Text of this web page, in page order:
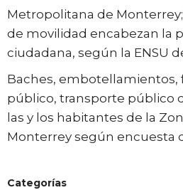
Metropolitana de
de movilidad encabezan la
ciudadana, según la ENSU
Baches, embotellamientos,
público, transporte público
las y los habitantes de la
Monterrey según encuesta
Categorías